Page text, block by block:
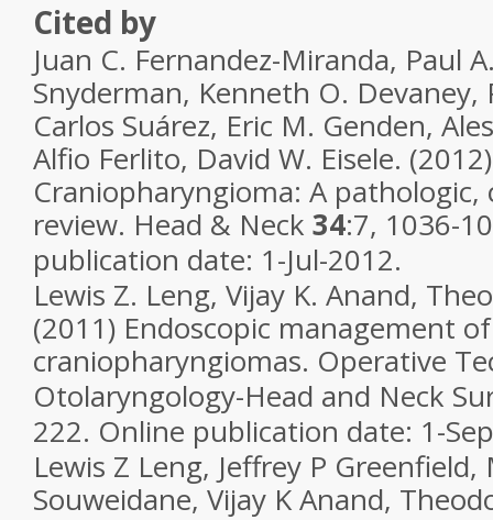
Cited by
Juan C. Fernandez-Miranda, Paul
Snyderman, Kenneth O. Devaney,
Carlos Suárez, Eric M. Genden,
Alfio Ferlito, David W. Eisele. (2012)
Craniopharyngioma: A pathologic,
review. Head & Neck 34:7, 1036-
publication date: 1-Jul-2012.
Lewis Z. Leng, Vijay K. Anand,
(2011) Endoscopic management of
craniopharyngiomas. Operative
Otolaryngology-Head and Neck
222. Online publication date: 1-
Lewis Z Leng, Jeffrey P Greenfield,
Souweidane, Vijay KAnand,